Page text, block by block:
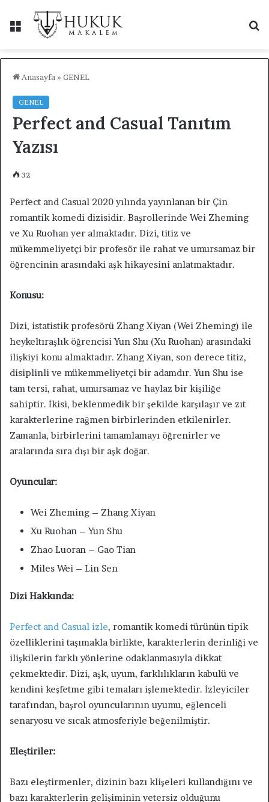
Menü
...
Anasayfa » GENEL
GENEL
Perfect and Casual Tanıtım
Yazısı
32
Perfect and Casual 2020 yılında yayınlanan bir Çin
romantik komedi dizisidir. Başrollerinde Wei Zheming
ve Xu Ruohan yer almaktadır. Dizi, titiz ve
mükemmeliyetçi bir profesör ile rahat ve umursamaz bir
öğrencinin arasındaki aşk hikayesini anlatmaktadır.
Konusu:
Dizi, istatistik profesörü Zhang Xiyan (Wei Zheming) ile
heykeltıraşlık öğrencisi Yun Shu (Xu Ruohan) arasındaki
ilişkiyi konu almaktadır. Zhang Xiyan, son derece titiz,
disiplinli ve mükemmeliyetçi bir adamdır. Yun Shu ise
tam tersi, rahat, umursamaz ve haylaz bir kişiliğe
sahiptir. İkisi, beklenmedik bir şekilde karşılaşır ve zıt
karakterlerine rağmen birbirlerinden etkilenirler.
Zamanla, birbirlerini tamamlamayı öğrenirler ve
aralarında sıra dışı bir aşk doğar.
Oyuncular:
Wei Zheming – Zhang Xiyan
Xu Ruohan – Yun Shu
Zhao Luoran – Gao Tian
Miles Wei – Lin Sen
Dizi Hakkında:
Perfect and Casual izle, romantik komedi türünün tipik
özelliklerini taşımakla birlikte, karakterlerin derinliği ve
ilişkilerin farklı yönlerine odaklanmasıyla dikkat
çekmektedir. Dizi, aşk, uyum, farklılıkların kabulü ve
kendini keşfetme gibi temaları işlemektedir. İzleyiciler
tarafından, başrol oyuncularının uyumu, eğlenceli
senaryosu ve sıcak atmosferiyle beğenilmiştir.
Eleştiriler:
Bazı eleştirmenler, dizinin bazı klişeleri kullandığını ve
bazı karakterlerin gelişiminin yetersiz olduğunu